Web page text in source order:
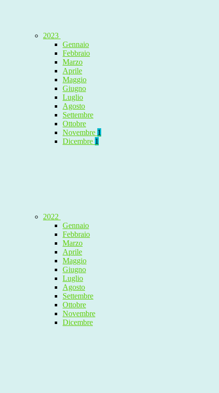
2023
Gennaio
Febbraio
Marzo
Aprile
Maggio
Giugno
Luglio
Agosto
Settembre
Ottobre
Novembre 1
Dicembre 1
2022
Gennaio
Febbraio
Marzo
Aprile
Maggio
Giugno
Luglio
Agosto
Settembre
Ottobre
Novembre
Dicembre